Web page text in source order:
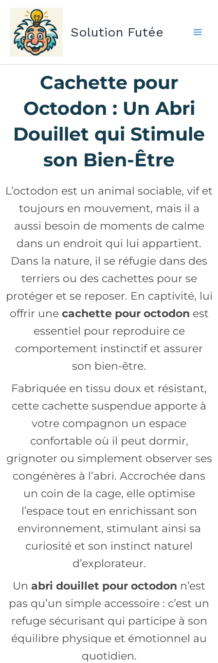
Aller
contenu
Solution Futée
Cachette pour
Octodon : Un Abri
Douillet qui Stimule
son Bien-Être
L’octodon est un animal sociable, vif et
toujours en mouvement, mais il a
aussi besoin de moments de calme
dans un endroit qui lui appartient.
Dans la nature, il se réfugie dans des
terriers ou des cachettes pour se
protéger et se reposer. En captivité, lui
offrir une cachette pour octodon est
essentiel pour reproduire ce
comportement instinctif et assurer
son bien-être.
Fabriquée en tissu doux et résistant,
cette cachette suspendue apporte à
votre compagnon un espace
confortable où il peut dormir,
grignoter ou simplement observer ses
congénères à l’abri. Accrochée dans
un coin de la cage, elle optimise
l’espace tout en enrichissant son
environnement, stimulant ainsi sa
curiosité et son instinct naturel
d’explorateur.
Un abri douillet pour octodon n’est
pas qu’un simple accessoire : c’est un
refuge sécurisant qui participe à son
équilibre physique et émotionnel au
quotidien.